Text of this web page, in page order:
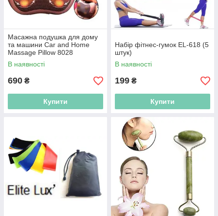
Масажна подушка для дому
та машини Car and Home
Massage Pillow 8028
В наявності
690 ₴
Купити
Набір фітнес-гумок EL-618 (5
штук)
В наявності
199 ₴
Купити